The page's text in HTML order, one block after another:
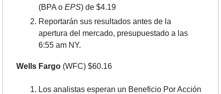
(BPA o EPS) de $4.19
Reportarán sus resultados antes de la
apertura del mercado, presupuestado a las
6:55 am NY.
Wells Fargo (WFC) $60.16
Los analistas esperan un Beneficio Por Acción